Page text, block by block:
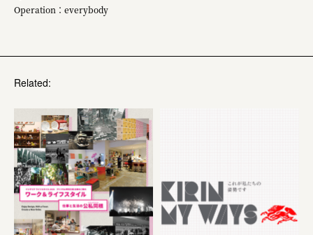
Operation：everybody
Related: